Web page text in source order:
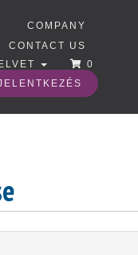
COMPANY
CONTACT US
0